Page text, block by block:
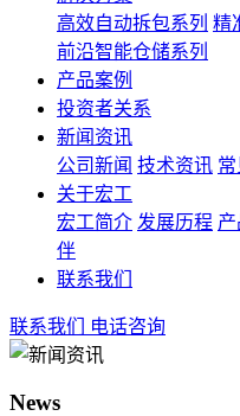
高效自动拆包系列 精
前沿智能仓储系列
产品案例
投资者关系
新闻资讯
公司新闻 技术资讯
关于宏工
宏工简介 发展历程
伴
联系我们
联系我们 电话咨询
News